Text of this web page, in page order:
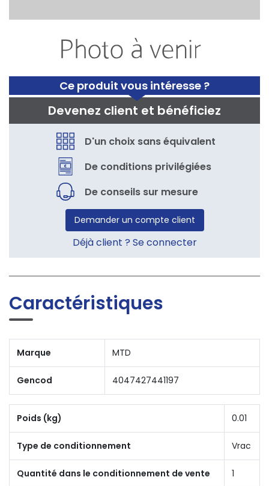
Ce produit vous intéresse ?
Devenez client et bénéficiez
D'un choix sans équivalent
De conditions privilégiées
De conseils sur mesure
Demander un compte client
Déjà client ? Se connecter
Caractéristiques
Marque MTD
Gencod 4047427441197
Poids (kg) 0.01
Type de conditionnement Vrac
Quantité dans le conditionnement de vente 1